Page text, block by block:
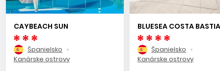
CAYBEACH SUN
Španielsko
Kanárske ostrovy
BLUESEA COSTA
Španielsko
Kanárske ostrovy